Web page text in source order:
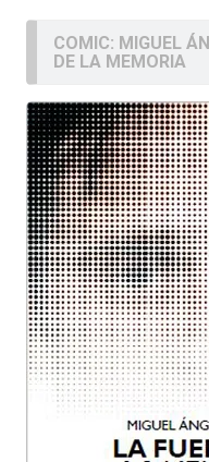
COMIC: MIGUEL
DE LA MEMORIA